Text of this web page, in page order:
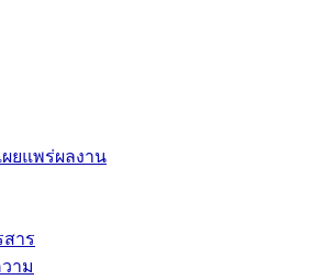
ผยแพร่ผลงาน
สาร
าม